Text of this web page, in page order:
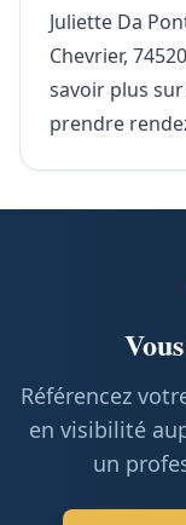
Juliette Da
Chevrier,
savoir plus
prendre
Référencez
en visibilité
un